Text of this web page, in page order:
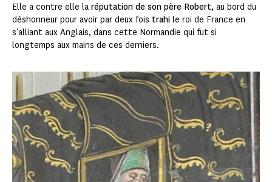
Elle a contre elle la réputation de son père Robert, au bord du
déshonneur pour avoir par deux fois trahi le roi de France en
s’alliant aux Anglais, dans cette Normandie qui fut si
longtemps aux mains de ces derniers.